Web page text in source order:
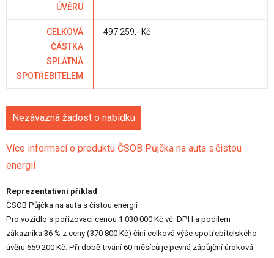
ÚVĚRU
CELKOVÁ
ČÁSTKA
SPLATNÁ
SPOTŘEBITELEM
497 259,- Kč
Nezávazná žádost o nabídku
Více informací o produktu ČSOB Půjčka na auta s čistou
energií
Reprezentativní příklad
ČSOB Půjčka na auta s čistou energií
Pro vozidlo s pořizovací cenou 1 030 000 Kč vč. DPH a podílem
zákazníka 36 % z ceny (370 800 Kč) činí celková výše spotřebitelského
úvěru 659 200 Kč. Při době trvání 60 měsíců je pevná zápůjční úroková